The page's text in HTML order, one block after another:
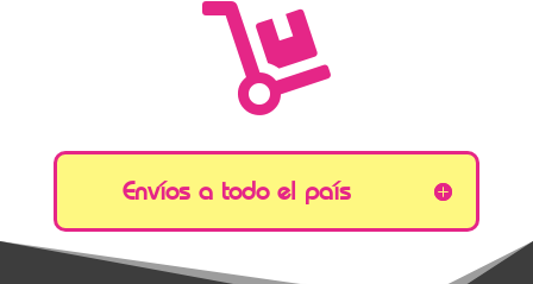

Envíos a todo el país